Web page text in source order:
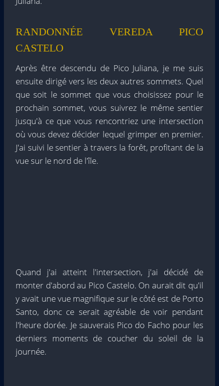
RANDONNÉE VEREDA PICO
CASTELO
Après être descendu de Pico Juliana, je me suis
ensuite dirigé vers les deux autres sommets. Quel
que soit le sommet que vous choisissez pour le
prochain sommet, vous suivrez le même sentier
jusqu'à ce que vous rencontriez une intersection
où vous devez décider lequel grimper en premier.
J'ai suivi le sentier à travers la forêt, profitant de la
vue sur le nord de l'île.
Quand j'ai atteint l'intersection, j'ai décidé de
monter d'abord au Pico Castelo. On aurait dit qu'il
y avait une vue magnifique sur le côté est de Porto
Santo, donc ce serait agréable de voir pendant
l'heure dorée. Je sauverais Pico do Facho pour les
derniers moments de coucher du soleil de la
journée.